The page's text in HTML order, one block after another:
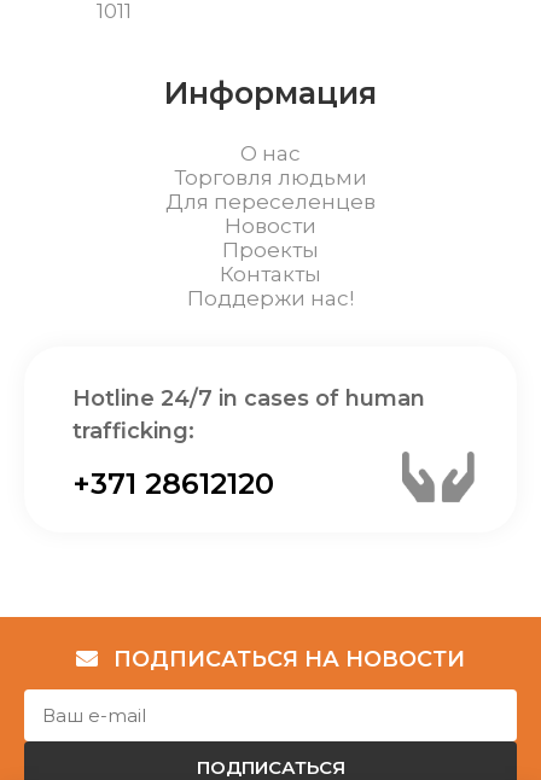
1011
Информация
О нас
Торговля людьми
Для переселенцев
Новости
Проекты
Контакты
Поддержи нас!
Hotline 24/7 in cases of human
trafficking:
+371 28612120
ПОДПИСАТЬСЯ НА НОВОСТИ
ПОДПИСАТЬСЯ